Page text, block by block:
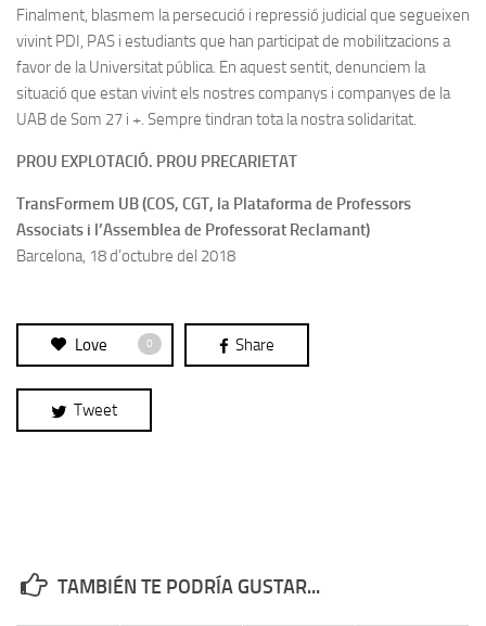
Finalment, blasmem la persecució i repressió judicial que segueixen
vivint PDI, PAS i estudiants que han participat de mobilitzacions a
favor de la Universitat pública. En aquest sentit, denunciem la
situació que estan vivint els nostres companys i companyes de la
UAB de Som 27 i +. Sempre tindran tota la nostra solidaritat.
PROU EXPLOTACIÓ. PROU PRECARIETAT
TransFormem UB (COS, CGT, la Plataforma de Professors
Associats i l’Assemblea de Professorat Reclamant)
Barcelona, 18 d’octubre del 2018
Love 0 Share
Tweet
TAMBIÉN TE PODRÍA GUSTAR...